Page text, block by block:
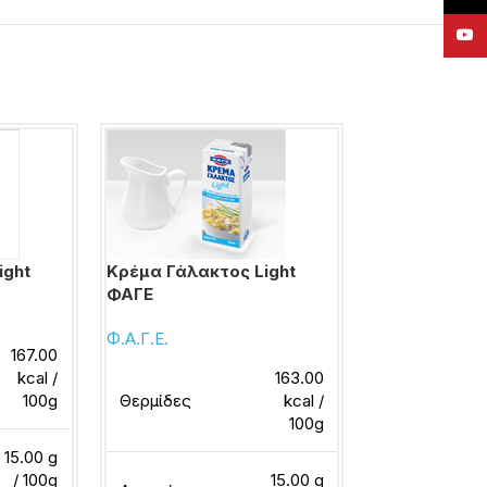
167.00
kcal /
100g
15.00 g
/ 100g
Κρέμα Γάλακτος Light
ΦΑΓΕ
Φ.Α.Γ.Ε.
Θερμίδες
163.00
kcal /
100g
15.00 g